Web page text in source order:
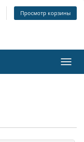
Просмотр корзины